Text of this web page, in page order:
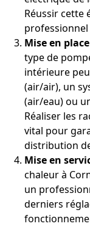
Réussir cette
Mise en
type de
intérieure
(air/air), un
(air/eau) ou
Réaliser les
vital pour
distribution
Mise en
chaleur à
un
derniers